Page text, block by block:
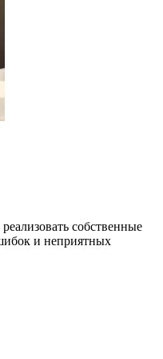
собственные
и неприятных